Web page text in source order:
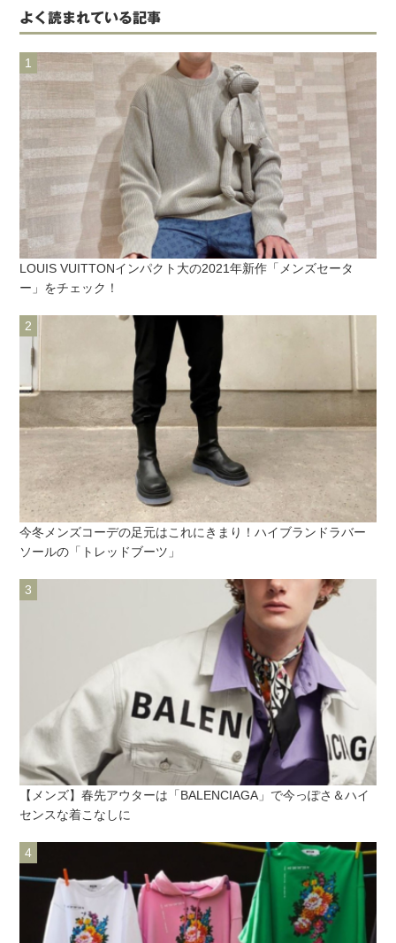
よく読まれている記事
LOUIS VUITTONインパクト大の2021年新作「メンズセータ
ー」をチェック！
今冬メンズコーデの足元はこれにきまり！ハイブランドラバー
ソールの「トレッドブーツ」
【メンズ】春先アウターは「BALENCIAGA」で今っぽさ＆ハイ
センスな着こなしに